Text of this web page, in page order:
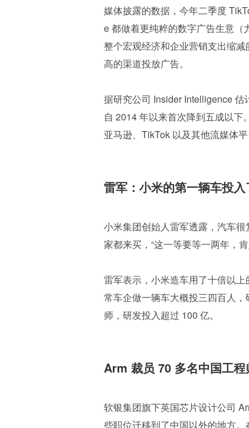
媒体披露的数据，今年二季度
e 都做着更纯粹的数字广告生意（
整个宏观经济和企业营销支出缩
高的渠道投放广告。
据研究公司 Insider Intelligence
自 2014 年以来首次降到五成以
亚马逊、TikTok 以及其他流媒体平
雷军：小米的第一辆车投
小米集团创始人雷军透露，汽车
家都来买，“这一等要等一两年，
雷军表示，小米造车用了十倍以
常车企做一辆车大概投三四百人
师，研发投入超过 100 亿。
Arm 裁员 70 多名中国工
软银集团旗下英国芯片设计公司
些职位迁移到了中国以外的地方